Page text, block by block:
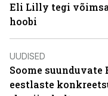
Eli Lilly tegi
hoobi
UUDISED
Soome
eestlaste